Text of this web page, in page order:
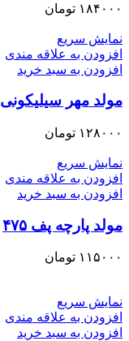
۱۸۴۰۰۰ تومان
نمایش سریع
افزودن به علاقه مندی
افزودن به سبد خرید
مولد مهر سیلیکونی ۲۸۵
۱۲۸۰۰۰ تومان
نمایش سریع
افزودن به علاقه مندی
افزودن به سبد خرید
مولد پارچه پف ۴۷۵
۱۱۵۰۰۰ تومان
نمایش سریع
افزودن به علاقه مندی
افزودن به سبد خرید